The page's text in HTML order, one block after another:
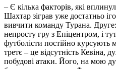
– Є кілька факторів, які
Шахтар зіграв уже достатньо
вивчити команду Турана.
непросту гру з Епіцентром, і
футболісти постійно курсують
третє – це відсутність Кевіна,
побудові атаки. Його, на мою